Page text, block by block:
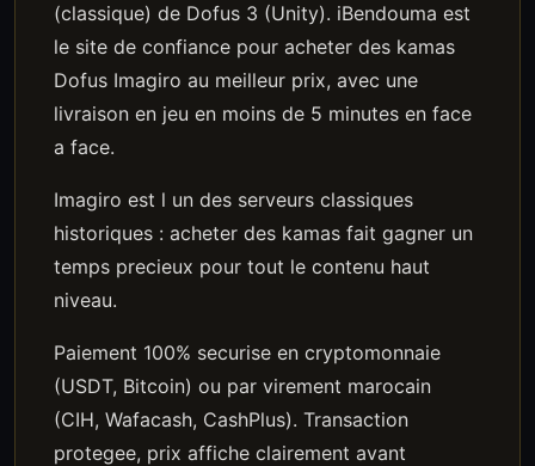
(classique) de Dofus 3 (Unity). iBendouma est
le site de confiance pour acheter des kamas
Dofus Imagiro au meilleur prix, avec une
livraison en jeu en moins de 5 minutes en face
a face.
Imagiro est l un des serveurs classiques
historiques : acheter des kamas fait gagner un
temps precieux pour tout le contenu haut
niveau.
Paiement 100% securise en cryptomonnaie
(USDT, Bitcoin) ou par virement marocain
(CIH, Wafacash, CashPlus). Transaction
protegee, prix affiche clairement avant